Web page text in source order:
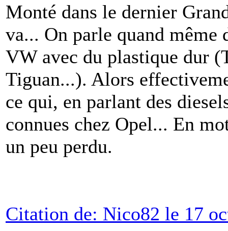
Monté dans le dernier
va... On parle quand même
VW avec du plastique dur
Tiguan...). Alors
ce qui, en parlant des
connues chez Opel... En
un peu perdu.
Citation de: Nico82 le 17